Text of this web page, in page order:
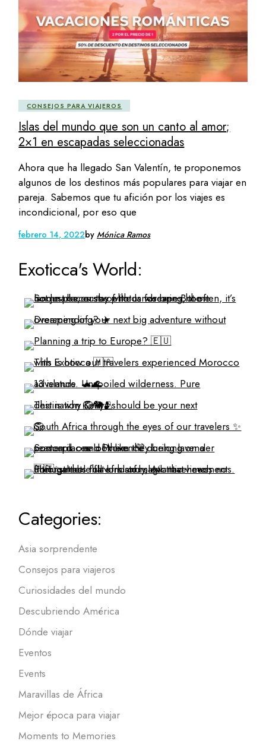
CONSEJOS PARA VIAJEROS
Islas del mundo que son un canto al amor;
2×1 en escapadas seleccionadas
Ahora que ha llegado San Valentín, te proponemos
algunos de los destinos más populares para viajar en
pareja. Sabemos que tu afición por los viajes es
incondicional, por eso que
febrero 14, 2022byMónica Ramos
Exoticca's World:
Categories:
Asia sorprendente
Consejos para viajeros
Curiosidades del mundo
Descubriendo América
Dónde viajar
Eventos
Events
Maravillas de África
Mejor época para viajar
Moments to Memories